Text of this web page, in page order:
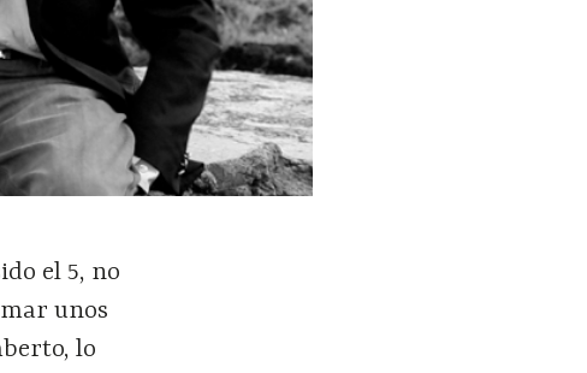
el 5, no
unos
lo